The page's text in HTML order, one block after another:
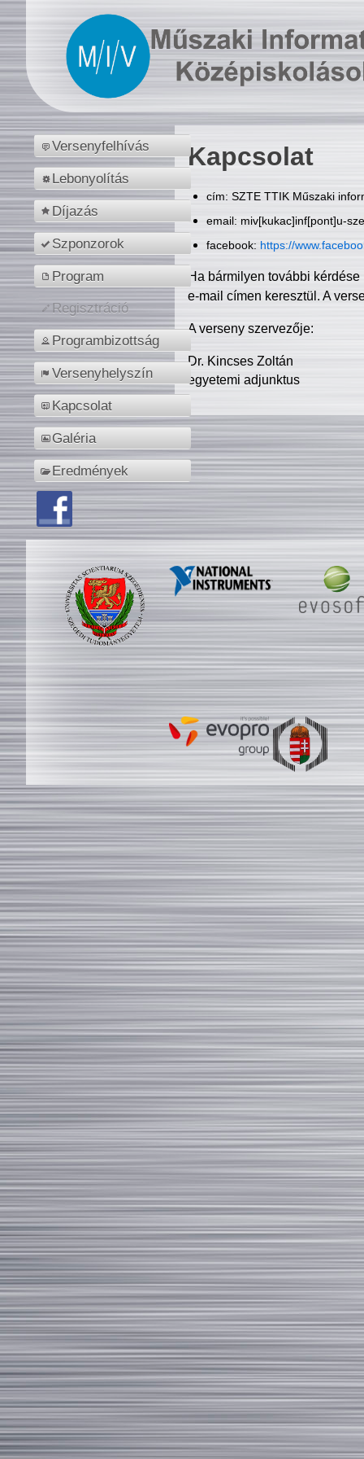
Versenyfelhívás
Lebonyolítás
Díjazás
Szponzorok
Program
Regisztráció
Programbizottság
Versenyhelyszín
Kapcsolat
Galéria
Eredmények
Kapcsolat
cím: SZTE TTIK Műszaki
email: miv[kukac]inf[pont]u-
facebook: https://
Ha bármilyen további
e-mail címen keresztül. A
A verseny szervezője:
Dr. Kincses Zoltán
egyetemi adjunktus